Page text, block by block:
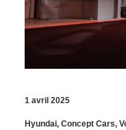
1 avril 2025
Hyundai, Concept Cars,